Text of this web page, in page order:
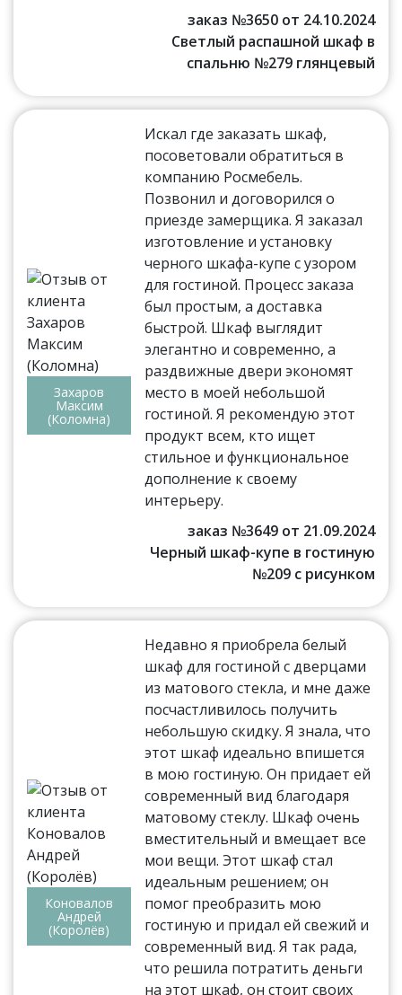
заказ №3650 от 24.10.2024
Светлый распашной шкаф в
спальню №279 глянцевый
Захаров
Максим
(Коломна)
Искал где заказать шкаф,
посоветовали обратиться в
компанию Росмебель.
Позвонил и договорился о
приезде замерщика. Я заказал
изготовление и установку
черного шкафа-купе с узором
для гостиной. Процесс заказа
был простым, а доставка
быстрой. Шкаф выглядит
элегантно и современно, а
раздвижные двери экономят
место в моей небольшой
гостиной. Я рекомендую этот
продукт всем, кто ищет
стильное и функциональное
дополнение к своему
интерьеру.
заказ №3649 от 21.09.2024
Черный шкаф-купе в гостиную
№209 с рисунком
Коновалов
Андрей
(Королёв)
Недавно я приобрела белый
шкаф для гостиной с дверцами
из матового стекла, и мне даже
посчастливилось получить
небольшую скидку. Я знала, что
этот шкаф идеально впишется
в мою гостиную. Он придает ей
современный вид благодаря
матовому стеклу. Шкаф очень
вместительный и вмещает все
мои вещи. Этот шкаф стал
идеальным решением; он
помог преобразить мою
гостиную и придал ей свежий и
современный вид. Я так рада,
что решила потратить деньги
на этот шкаф, он стоит своих